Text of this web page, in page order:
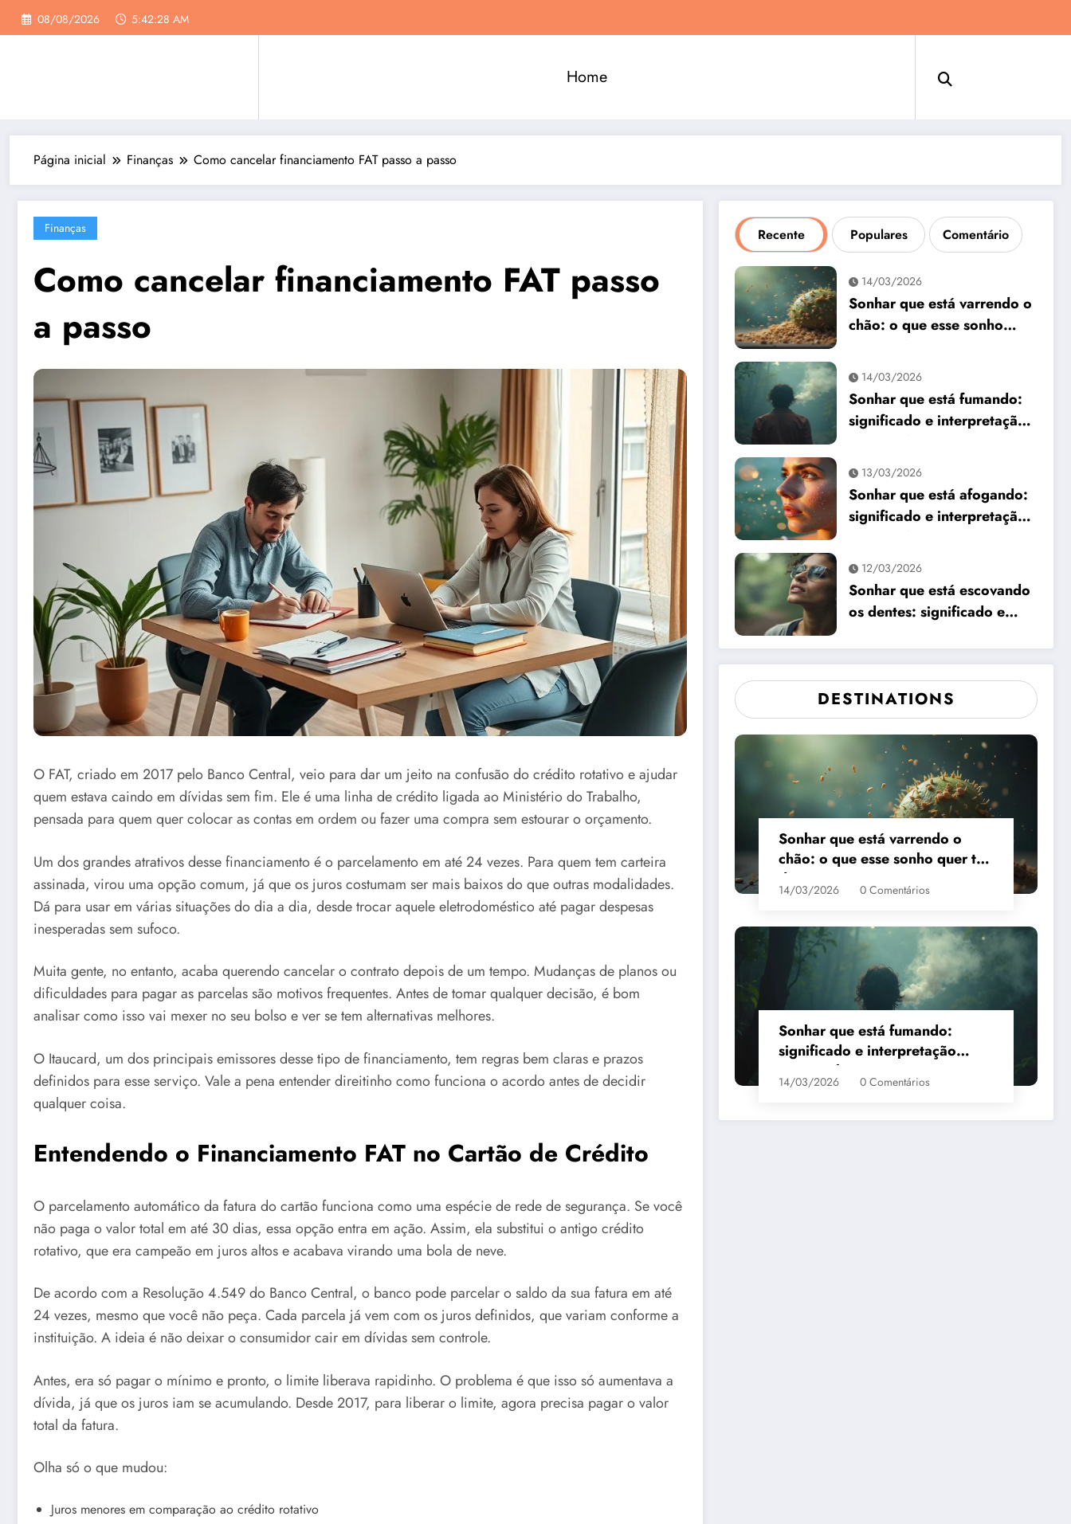
Pular
para
08/08/2026 5:42:29 AM
Home
Página inicial Finanças Como cancelar financiamento FAT passo a passo
Finanças
Como cancelar financiamento FAT passo
a passo
O FAT, criado em 2017 pelo Banco Central, veio para dar um jeito na confusão do crédito rotativo e ajudar
quem estava caindo em dívidas sem fim. Ele é uma linha de crédito ligada ao Ministério do Trabalho,
pensada para quem quer colocar as contas em ordem ou fazer uma compra sem estourar o orçamento.
Um dos grandes atrativos desse financiamento é o parcelamento em até 24 vezes. Para quem tem carteira
assinada, virou uma opção comum, já que os juros costumam ser mais baixos do que outras modalidades.
Dá para usar em várias situações do dia a dia, desde trocar aquele eletrodoméstico até pagar despesas
inesperadas sem sufoco.
Muita gente, no entanto, acaba querendo cancelar o contrato depois de um tempo. Mudanças de planos ou
dificuldades para pagar as parcelas são motivos frequentes. Antes de tomar qualquer decisão, é bom
analisar como isso vai mexer no seu bolso e ver se tem alternativas melhores.
O Itaucard, um dos principais emissores desse tipo de financiamento, tem regras bem claras e prazos
definidos para esse serviço. Vale a pena entender direitinho como funciona o acordo antes de decidir
qualquer coisa.
Entendendo o Financiamento FAT no Cartão de Crédito
O parcelamento automático da fatura do cartão funciona como uma espécie de rede de segurança. Se você
não paga o valor total em até 30 dias, essa opção entra em ação. Assim, ela substitui o antigo crédito
rotativo, que era campeão em juros altos e acabava virando uma bola de neve.
De acordo com a Resolução 4.549 do Banco Central, o banco pode parcelar o saldo da sua fatura em até
24 vezes, mesmo que você não peça. Cada parcela já vem com os juros definidos, que variam conforme a
instituição. A ideia é não deixar o consumidor cair em dívidas sem controle.
Antes, era só pagar o mínimo e pronto, o limite liberava rapidinho. O problema é que isso só aumentava a
dívida, já que os juros iam se acumulando. Desde 2017, para liberar o limite, agora precisa pagar o valor
total da fatura.
Olha só o que mudou:
Juros menores em comparação ao crédito rotativo
Recente Populares Comentário
14/03/2026
Sonhar que está varrendo o
chão: o que esse sonho
14/03/2026
Sonhar que está fumando:
significado e interpretação
13/03/2026
Sonhar que está afogando:
significado e interpretação
12/03/2026
Sonhar que está escovando
os dentes: significado e
DESTINATIONS
Sonhar que está varrendo o
chão: o que esse sonho quer te
dizer?
14/03/2026 0 Comentários
Sonhar que está fumando:
significado e interpretação
espiritual
14/03/2026 0 Comentários